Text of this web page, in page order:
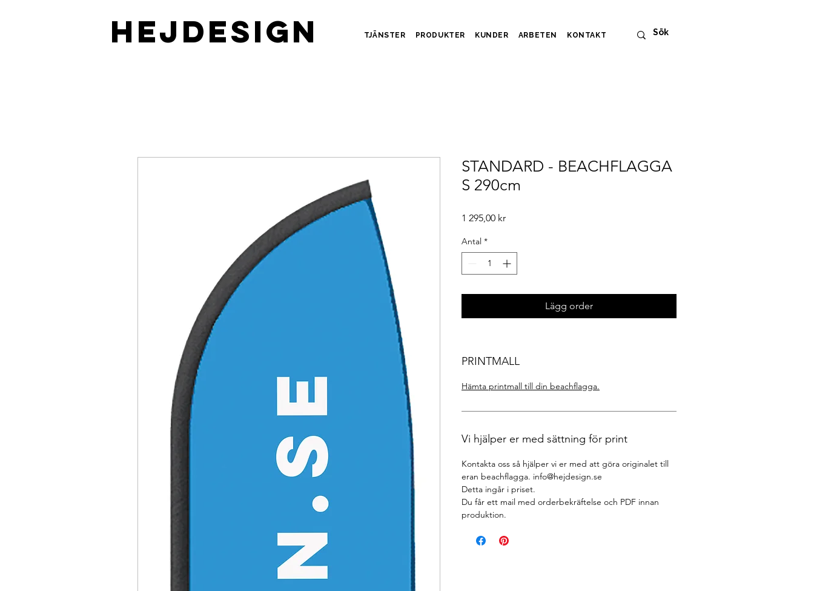
HEJDESIGN TJÄNSTER PRODUKTER KUNDER ARBETEN KONTAKT
STANDARD - BEACHFLAGGA
S 290cm
1 295,00 krPris
Antal *
Lägg order
PRINTMALL
Hämta printmall till din beachflagga.
Vi hjälper er med sättning för print
Kontakta oss så hjälper vi er med att göra originalet till
eran beachflagga. info@hejdesign.se
Detta ingår i priset.
Du får ett mail med orderbekräftelse och PDF innan
produktion.